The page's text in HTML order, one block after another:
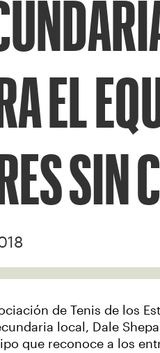
EL
SIN
de Tenis de los
local, Dale
que reconoce a los